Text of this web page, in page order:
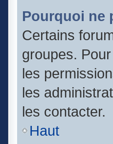
Pourquoi ne
Certains
groupes.
les
les
les contacter.
Haut